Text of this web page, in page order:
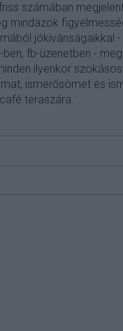
számában
mindazok
jókívánságaikkal
ben, fb-üzenetben -
ilyenkor
ismerősömet és
teraszára.